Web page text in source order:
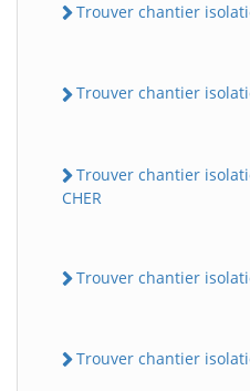
Trouver chantier
Trouver chantier
Trouver chantier
CHER
Trouver chantier
Trouver chantier